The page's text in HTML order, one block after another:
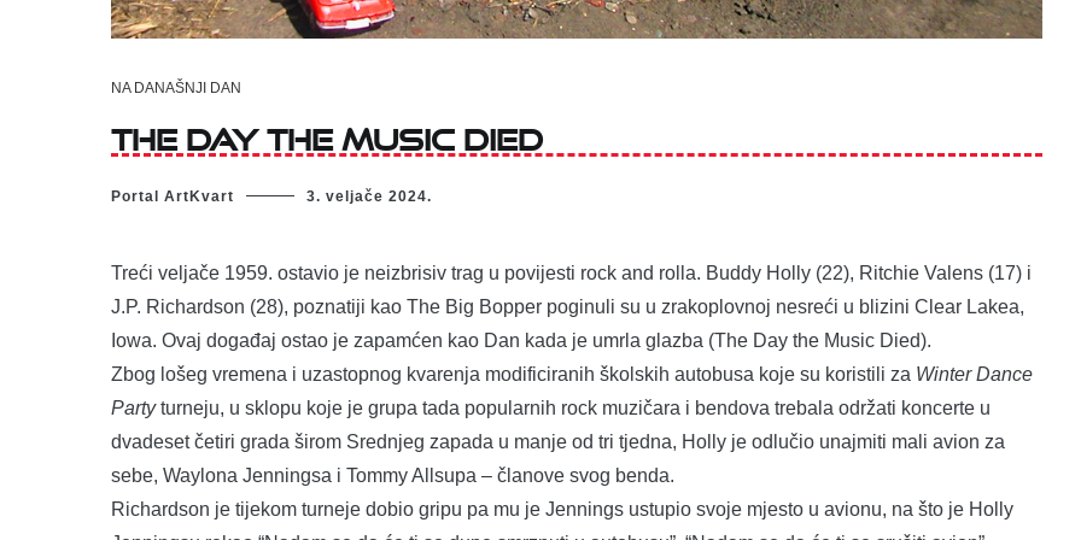
NA DANAŠNJI DAN
The Day the Music Died
Portal ArtKvart 3. veljače 2024.
Treći veljače 1959. ostavio je neizbrisiv trag u povijesti rock and rolla. Buddy Holly (22), Ritchie Valens (17) i
J.P. Richardson (28), poznatiji kao The Big Bopper poginuli su u zrakoplovnoj nesreći u blizini Clear Lakea,
Iowa. Ovaj događaj ostao je zapamćen kao Dan kada je umrla glazba (The Day the Music Died).
Zbog lošeg vremena i uzastopnog kvarenja modificiranih školskih autobusa koje su koristili za Winter Dance
Partyturneju, u sklopu koje je grupa tada popularnih rock muzičara i bendova trebala održati koncerte u
dvadeset četiri grada širom Srednjeg zapada u manje od tri tjedna, Holly je odlučio unajmiti mali avion za
sebe, Waylona Jenningsa i Tommy Allsupa – članove svog benda.
Richardson je tijekom turneje dobio gripu pa mu je Jennings ustupio svoje mjesto u avionu, na što je Holly